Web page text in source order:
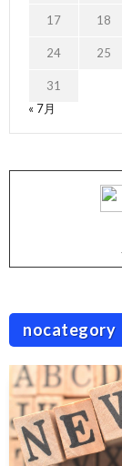
17 18
24 25
31
« 7月
nocategory